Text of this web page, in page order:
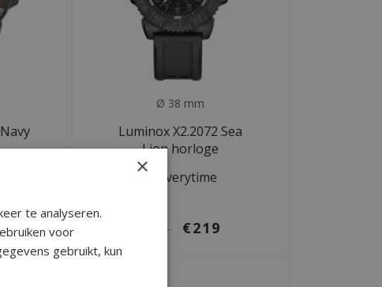
Ø 38 mm
Luminox X2.2072 Sea
Lion horloge
Deliverytime
€365 €219
×
te analyseren.
voor
gebruikt, kun